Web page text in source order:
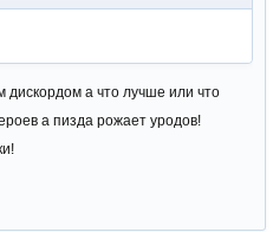
дискордом а что лучше или что
а пизда рожает уродов!